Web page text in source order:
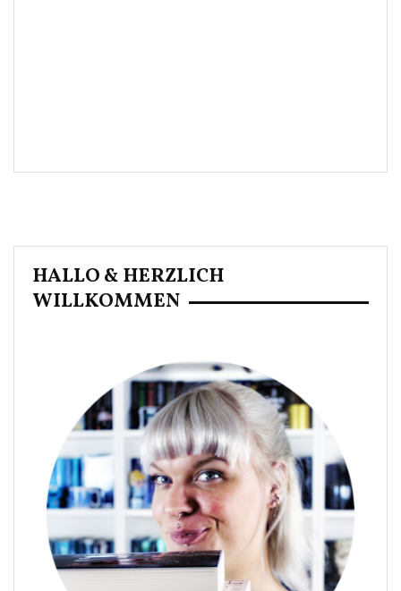
HALLO & HERZLICH
WILLKOMMEN